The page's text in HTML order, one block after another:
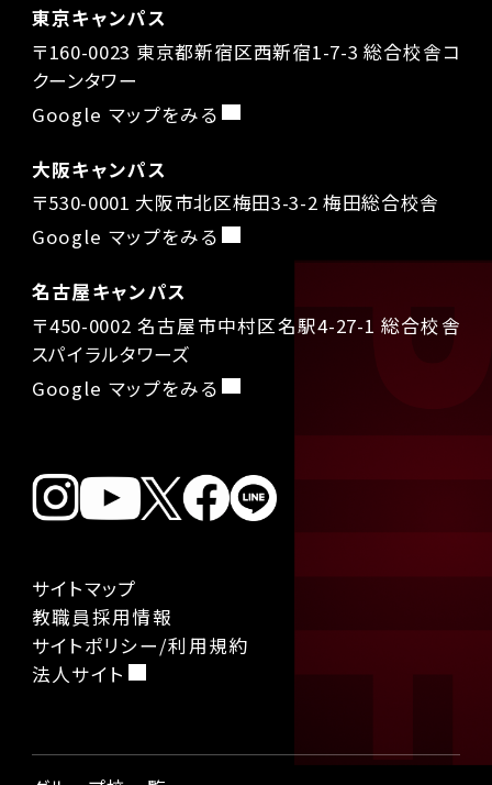
東京キャンパス
〒160-0023 東京都新宿区西新宿1-7-3 総合校舎コ
クーンタワー
Google マップをみる
大阪キャンパス
〒530-0001 大阪市北区梅田3-3-2 梅田総合校舎
Google マップをみる
名古屋キャンパス
〒450-0002 名古屋市中村区名駅4-27-1 総合校舎
スパイラルタワーズ
Google マップをみる
サイトマップ
教職員採用情報
サイトポリシー/利用規約
法人サイト